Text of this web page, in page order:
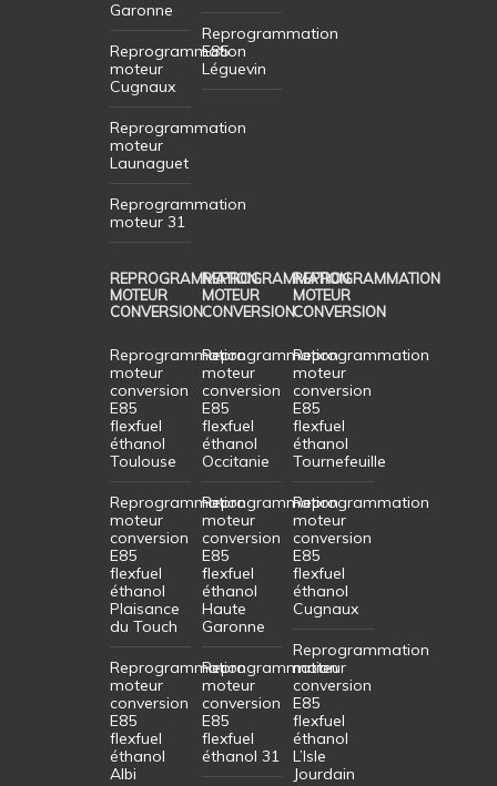
Garonne
Reprogrammation
moteur
Cugnaux
Reprogrammation
moteur
Launaguet
Reprogrammation
moteur 31
Reprogrammation
E85
Léguevin
REPROGRAMMATION
MOTEUR
CONVERSION
Reprogrammation
moteur
conversion
E85
flexfuel
éthanol
Toulouse
Reprogrammation
moteur
conversion
E85
flexfuel
éthanol
Plaisance
du Touch
Reprogrammation
moteur
conversion
E85
flexfuel
éthanol
Albi
REPROGRAMMATION
MOTEUR
CONVERSION
Reprogrammation
moteur
conversion
E85
flexfuel
éthanol
Occitanie
Reprogrammation
moteur
conversion
E85
flexfuel
éthanol
Haute
Garonne
Reprogrammation
moteur
conversion
E85
flexfuel
éthanol 31
REPROGRAMMATION
MOTEUR
CONVERSION
Reprogrammation
moteur
conversion
E85
flexfuel
éthanol
Tournefeuille
Reprogrammation
moteur
conversion
E85
flexfuel
éthanol
Cugnaux
Reprogrammation
moteur
conversion
E85
flexfuel
éthanol
L’Isle
Jourdain